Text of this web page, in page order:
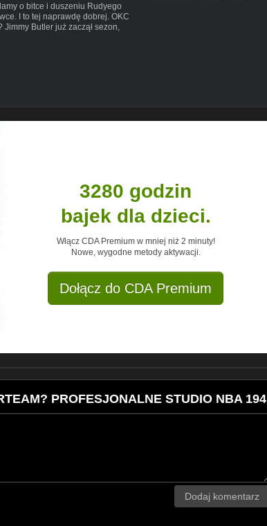
o bitce i duszeniu Rudyego
I to tej naprawdę dobrej. OKC
Butler już zaczął sezon,
a sprawa polska,
NBA.
imprezy o nazwie
koszykarskiej imprezie to
programu, więc jeśli chcesz nas
odpowiadamy w drugiej części
innych tak jak sami
rozmawiając o naszej
o 20:30!
3280 godzin
bajek dla dzieci.
Włącz CDA Premium w mniej niż 2 minuty!
Nowe, wygodne metody aktywacji.
Dołącz do CDA Premium
PROFESJONALNE STUDIO NBA 194
Dodaj komentarz